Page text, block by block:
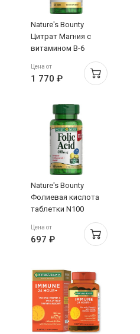
Nature's Bounty
Цитрат Магния с
витамином B-6
Цена от
1 770 ₽
Nature's Bounty
Фолиевая кислота
таблетки N100
Цена от
697 ₽